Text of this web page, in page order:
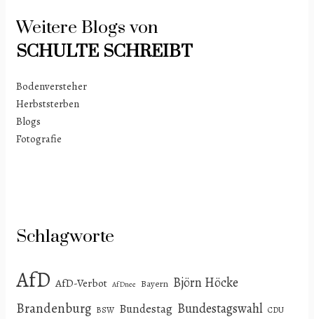
Weitere Blogs von
SCHULTE SCHREIBT
Bodenversteher
Herbststerben
Blogs
Fotografie
Schlagworte
AfD AfD-Verbot AfDnee Bayern Björn Höcke
Brandenburg BSW Bundestag Bundestagswahl CDU